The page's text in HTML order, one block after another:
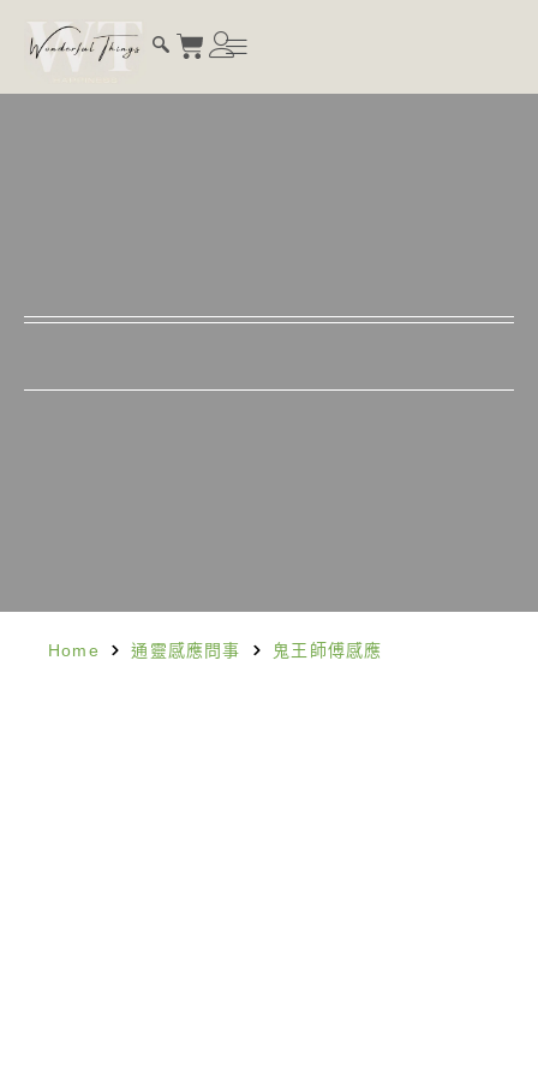
Home 通靈感應問事 鬼王師傅感應